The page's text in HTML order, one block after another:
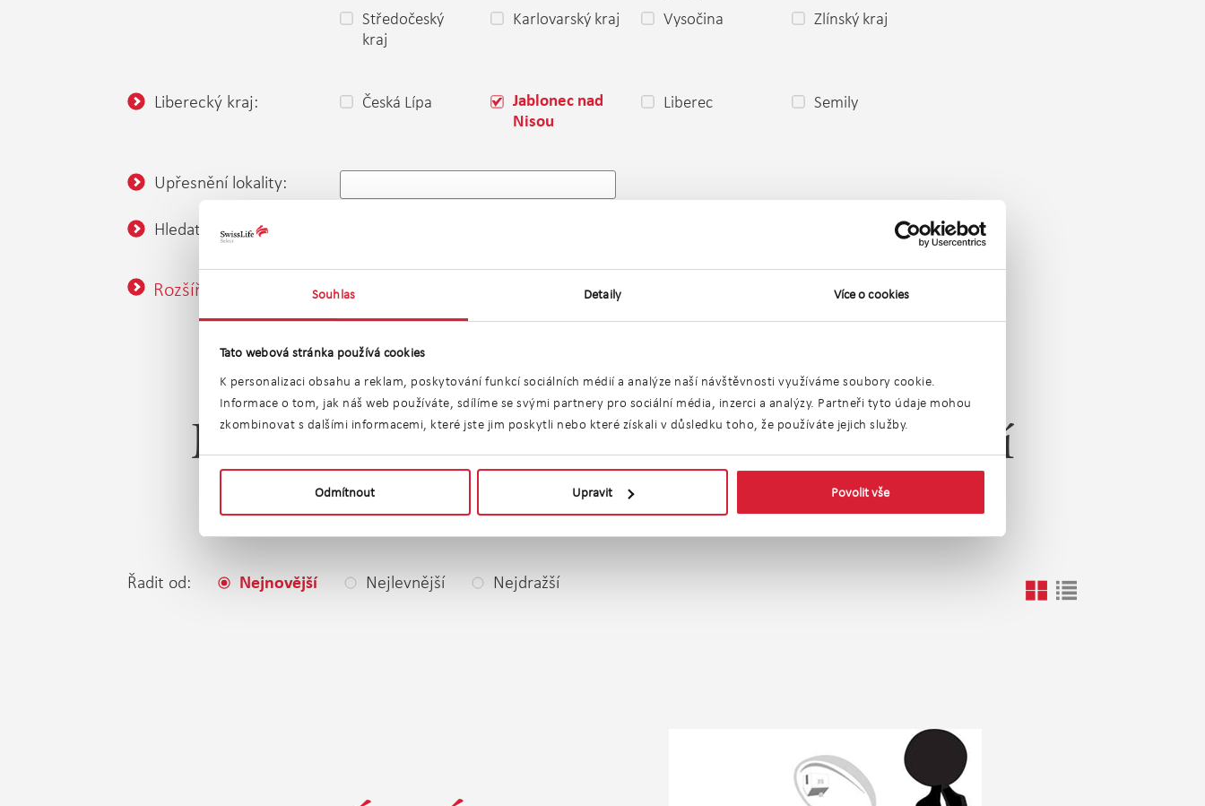
Souhlas Detaily Více o cookies
Tato webová stránka používá cookies
K personalizaci obsahu a reklam, poskytování funkcí sociálních médií a analýze naší návštěvnosti využíváme soubory cookie.
Informace o tom, jak náš web používáte, sdílíme se svými partnery pro sociální média, inzerci a analýzy. Partneři tyto údaje mohou
zkombinovat s dalšími informacemi, které jste jim poskytli nebo které získali v důsledku toho, že používáte jejich služby.
Odmítnout Upravit Povolit vše
Středočeský
kraj
Karlovarský kraj Vysočina Zlínský kraj
Liberecký kraj: Česká Lípa
Jablonec nad
Nisou
Liberec Semily
Upřesnění lokality:
Hledat v okolí:
Rozšířené vyhledávání
Prodej specifických typu nemovitostí
Jablonec nad Nisou
Řadit od: Nejnovější Nejlevnější Nejdražší